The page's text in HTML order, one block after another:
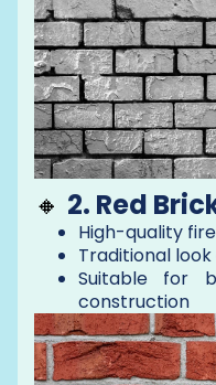
🔸 2. Red
High-quality
Traditional
Suitable for
construction